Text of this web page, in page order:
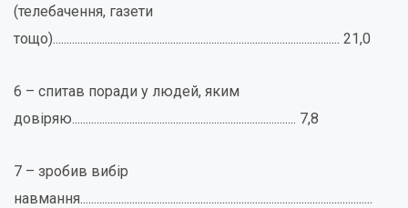
(телебачення, газети
тощо)......................................................................................................... 21,0
6 – спитав поради у людей, яким
довіряю.................................................................................. 7,8
7 – зробив вибір
навмання...........................................................................................................